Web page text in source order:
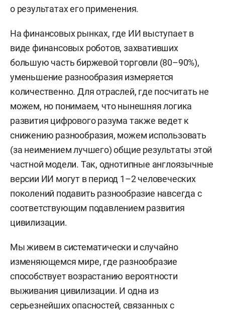
о результатах его применения.
На финансовых рынках, где ИИ выступает в
виде финансовых роботов, захвативших
большую часть биржевой торговли (80–90%),
уменьшение разнообразия измеряется
количественно. Для отраслей, где посчитать не
можем, но понимаем, что нынешняя логика
развития цифрового разума также ведет к
снижению разнообразия, можем использовать
(за неимением лучшего) общие результаты этой
частной модели. Так, однотипные англоязычные
версии ИИ могут в период 1–2 человеческих
поколений подавить разнообразие навсегда с
соответствующим подавлением развития
цивилизации.
Мы живем в систематически и случайно
изменяющемся мире, где разнообразие
способствует возрастанию вероятности
выживания цивилизации. И одна из
серьезнейших опасностей, связанных с